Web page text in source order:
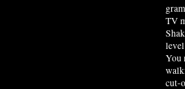
TV
You
cut-